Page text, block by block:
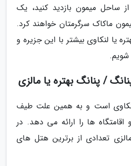
ساحل میمون بازدید کنید، یک
ماکاک سرگرمتان خواهند کرد.
یا لنکاوی بیشتر با این جزیره و
/ پنانگ بهتره یا مالزی
لنکاوی است و به همین علت طیف
ها را ارائه می دهد. در
تعدادی از برترین هتل های